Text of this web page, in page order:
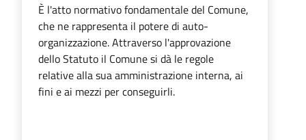
È l'atto normativo fondamentale del Comune,
che ne rappresenta il potere di auto-
organizzazione. Attraverso l'approvazione
dello Statuto il Comune si dà le regole
relative alla sua amministrazione interna, ai
fini e ai mezzi per conseguirli.